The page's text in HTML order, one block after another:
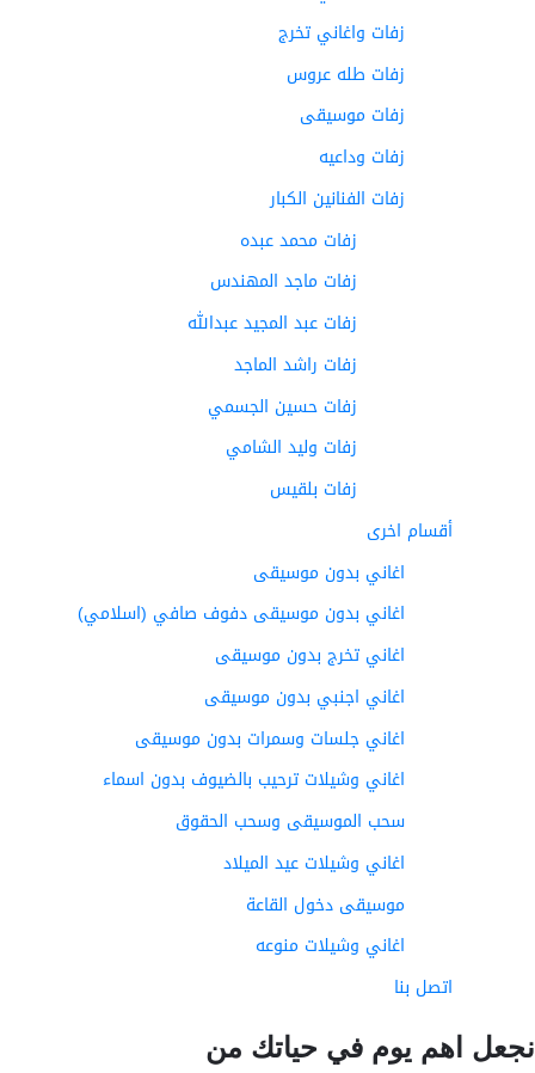
زفات واغاني تخرج
زفات طله عروس
زفات موسيقى
زفات وداعيه
زفات الفنانين الكبار
زفات محمد عبده
زفات ماجد المهندس
زفات عبد المجيد عبدالله
زفات راشد الماجد
زفات حسين الجسمي
زفات وليد الشامي
زفات بلقيس
أقسام اخرى
اغاني بدون موسيقى
اغاني بدون موسيقى دفوف صافي (اسلامي)
اغاني تخرج بدون موسيقى
اغاني اجنبي بدون موسيقى
اغاني جلسات وسمرات بدون موسيقى
اغاني وشيلات ترحيب بالضيوف بدون اسماء
سحب الموسيقى وسحب الحقوق
اغاني وشيلات عيد الميلاد
موسيقى دخول القاعة
اغاني وشيلات منوعه
اتصل بنا
اهم يوم في حياتك من